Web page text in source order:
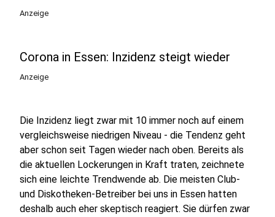
Anzeige
Corona in Essen: Inzidenz steigt wieder
Anzeige
Die Inzidenz liegt zwar mit 10 immer noch auf einem
vergleichsweise niedrigen Niveau - die Tendenz geht
aber schon seit Tagen wieder nach oben. Bereits als
die aktuellen Lockerungen in Kraft traten, zeichnete
sich eine leichte Trendwende ab. Die meisten Club-
und Diskotheken-Betreiber bei uns in Essen hatten
deshalb auch eher skeptisch reagiert. Sie dürfen zwar